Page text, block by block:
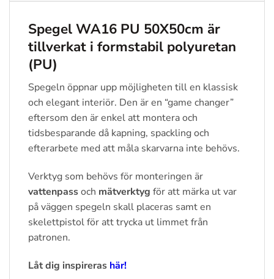
Spegel WA16 PU 50X50cm är
tillverkat i formstabil polyuretan
(PU)
Spegeln öppnar upp möjligheten till en klassisk
och elegant interiör. Den är en “game changer”
eftersom den är enkel att montera och
tidsbesparande då kapning, spackling och
efterarbete med att måla skarvarna inte behövs.
Verktyg som behövs för monteringen är
vattenpassoch mätverktyg för att märka ut var
på väggen spegeln skall placeras samt en
skelettpistol för att trycka ut limmet från
patronen.
Låt dig inspireras här!